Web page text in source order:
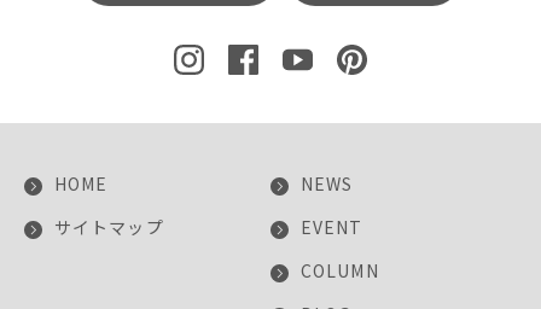
HOME
サイトマップ
NEWS
EVENT
COLUMN